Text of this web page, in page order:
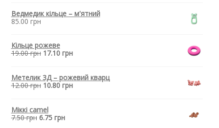
Ведмедик кільце – м'ятний
85.00 грн
Кільце рожеве
19.00грн 17.10грн
Метелик 3Д – рожевий кварц
12.00грн 10.80грн
Міккі camel
7.50грн 6.75грн